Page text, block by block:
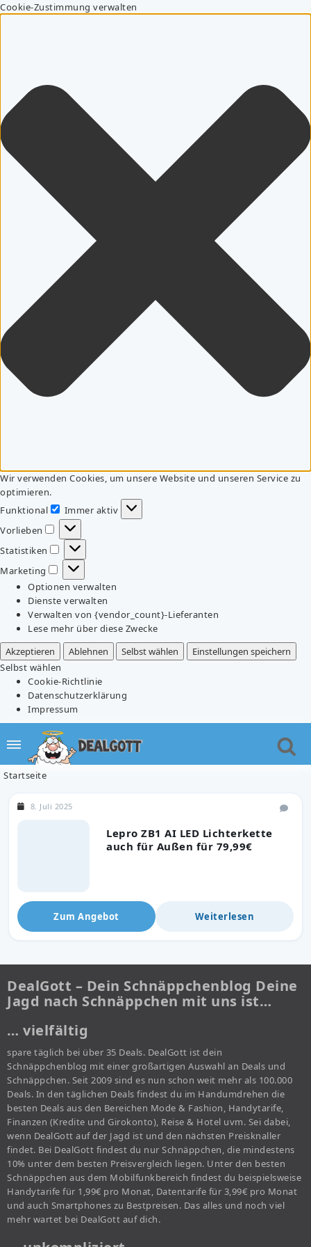
Cookie-Zustimmung verwalten
Wir verwenden Cookies, um unsere Website und unseren Service zu
optimieren.
Funktional
Funktional
Immer aktiv
Vorlieben
Vorlieben
Statistiken
Statistiken
Marketing
Marketing
Optionen verwalten
Dienste verwalten
Verwalten von {vendor_count}-Lieferanten
Lese mehr über diese Zwecke
Akzeptieren
Ablehnen Selbst wählen
Einstellungen speichern
Selbst wählen
Cookie-Richtlinie
Datenschutzerklärung
Impressum
Startseite
Lepro ZB1 AI LED Lichterkette
auch für Außen für 79,99€
8. Juli 2025
Zum Angebot Weiterlesen
DealGott – Dein Schnäppchenblog Deine
Jagd nach Schnäppchen mit uns ist…
… vielfältig
spare täglich bei über 35 Deals. DealGott ist dein
Schnäppchenblog mit einer großartigen Auswahl an Deals und
Schnäppchen. Seit 2009 sind es nun schon weit mehr als 100.000
Deals. In den täglichen Deals findest du im Handumdrehen die
besten Deals aus den Bereichen Mode & Fashion, Handytarife,
Finanzen (Kredite und Girokonto), Reise & Hotel uvm. Sei dabei,
wenn DealGott auf der Jagd ist und den nächsten Preisknaller
findet. Bei DealGott findest du nur Schnäppchen, die mindestens
10% unter dem besten Preisvergleich liegen. Unter den besten
Schnäppchen aus dem Mobilfunkbereich findest du beispielsweise
Handytarife für 1,99€ pro Monat, Datentarife für 3,99€ pro Monat
und auch Smartphones zu Bestpreisen. Das alles und noch viel
mehr wartet bei DealGott auf dich.